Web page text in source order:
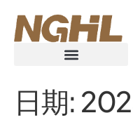
日期: